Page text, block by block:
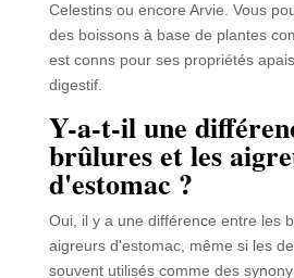
Celestins ou encore Arvie. Vous
des boissons à base de plantes
est conns pour ses propriétés
digestif.
Y-a-t-il une
brûlures et les
d'estomac ?
Oui, il y a une différence entre les
aigreurs d'estomac, même si les
souvent utilisés comme des